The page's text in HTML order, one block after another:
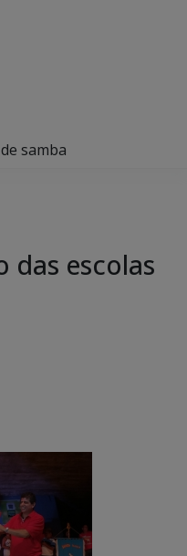
samba
das escolas